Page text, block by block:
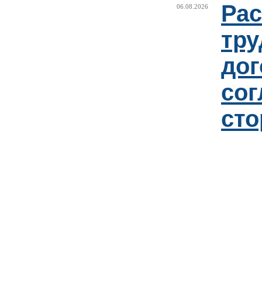
06.08.2026